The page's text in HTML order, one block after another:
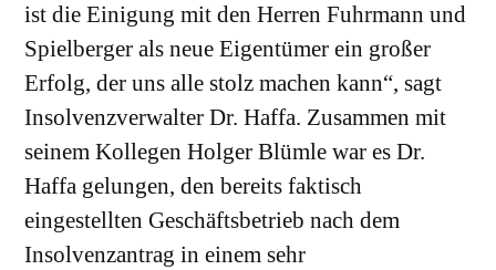
ist die Einigung mit den Herren Fuhrmann und
Spielberger als neue Eigentümer ein großer
Erfolg, der uns alle stolz machen kann“, sagt
Insolvenzverwalter Dr. Haffa. Zusammen mit
seinem Kollegen Holger Blümle war es Dr.
Haffa gelungen, den bereits faktisch
eingestellten Geschäftsbetrieb nach dem
Insolvenzantrag in einem sehr